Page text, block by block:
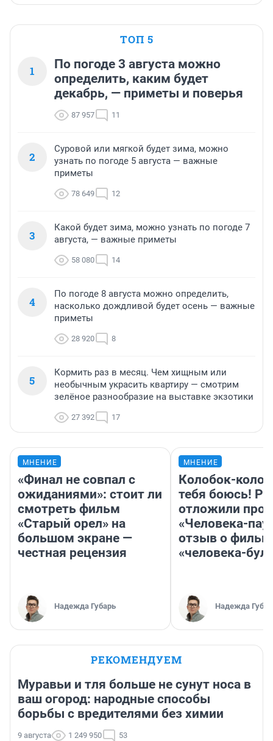
ТОП 5
1
По погоде 3 августа можно
определить, каким будет
декабрь, — приметы и поверья
87 957 11
2
Суровой или мягкой будет зима, можно
узнать по погоде 5 августа — важные
приметы
78 649 12
3
Какой будет зима, можно узнать по погоде 7
августа, — важные приметы
58 080 14
4
По погоде 8 августа можно определить,
насколько дождливой будет осень — важные
приметы
28 920 8
5
Кормить раз в месяц. Чем хищным или
необычным украсить квартиру — смотрим
зелёное разнообразие на выставке экзотики
27 392 17
МНЕНИЕ
«Финал не совпал с
ожиданиями»: стоит ли
смотреть фильм
«Старый орел» на
большом экране —
честная рецензия
Надежда Губарь
МНЕНИЕ
Колобок-
тебя боюсь!
отложили
«Человека-
отзыв о
«человека-
Надежда
РЕКОМЕНДУЕМ
Муравьи и тля больше не сунут носа в
ваш огород: народные способы
борьбы с вредителями без химии
9 августа 1 249 950 53